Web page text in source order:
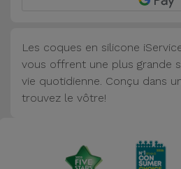
Mobilité,
Auto et
Vélo
Les coques en silicone
vous offrent une plus grande
vie quotidienne. Conçu dans
trouvez le vôtre!